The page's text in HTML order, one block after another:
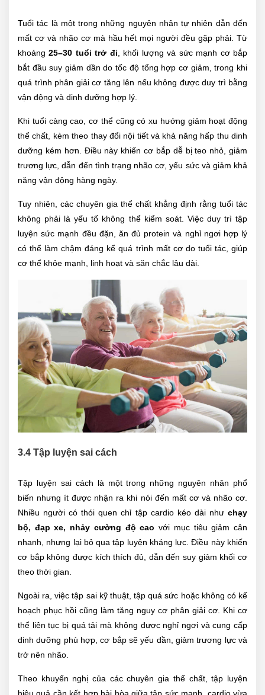
Tuổi tác là một trong những nguyên nhân tự nhiên dẫn đến
mất cơ và nhão cơ mà hầu hết mọi người đều gặp phải. Từ
khoảng25–30 tuổi trở đi , khối lượng và sức mạnh cơ bắp
bắt đầu suy giảm dần do tốc độ tổng hợp cơ giảm, trong khi
quá trình phân giải cơ tăng lên nếu không được duy trì bằng
vận động và dinh dưỡng hợp lý.
Khi tuổi càng cao, cơ thể cũng có xu hướng giảm hoạt động
thể chất, kèm theo thay đổi nội tiết và khả năng hấp thu dinh
dưỡng kém hơn. Điều này khiến cơ bắp dễ bị teo nhỏ, giảm
trương lực, dẫn đến tình trạng nhão cơ, yếu sức và giảm khả
năng vận động hàng ngày.
Tuy nhiên, các chuyên gia thể chất khẳng định rằng tuổi tác
không phải là yếu tố không thể kiểm soát. Việc duy trì tập
luyện sức mạnh đều đặn, ăn đủ protein và nghỉ ngơi hợp lý
có thể làm chậm đáng kể quá trình mất cơ do tuổi tác, giúp
cơ thể khỏe mạnh, linh hoạt và săn chắc lâu dài.
3.4 Tập luyện sai cách
Tập luyện sai cách là một trong những nguyên nhân phổ
biến nhưng ít được nhận ra khi nói đến mất cơ và nhão cơ.
Nhiều người có thói quen chỉ tập cardio kéo dài như chạy
bộ, đạp xe, nhảy cường độ caovới mục tiêu giảm cân
nhanh, nhưng lại bỏ qua tập luyện kháng lực. Điều này khiến
cơ bắp không được kích thích đủ, dẫn đến suy giảm khối cơ
theo thời gian.
Ngoài ra, việc tập sai kỹ thuật, tập quá sức hoặc không có kế
hoạch phục hồi cũng làm tăng nguy cơ phân giải cơ. Khi cơ
thể liên tục bị quá tải mà không được nghỉ ngơi và cung cấp
dinh dưỡng phù hợp, cơ bắp sẽ yếu dần, giảm trương lực và
trở nên nhão.
Theo khuyến nghị của các chuyên gia thể chất, tập luyện